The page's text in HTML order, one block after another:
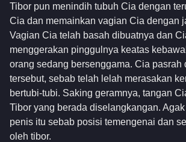
Tibor pun menindih tubuh Cia dengan
Cia dan memainkan vagian Cia dengan
Vagian Cia telah basah dibuatnya dan
menggerakan pinggulnya keatas
orang sedang bersenggama. Cia pasrah
tersebut, sebab telah lelah merasakan
bertubi-tubi. Saking geramnya, tangan
Tibor yang berada diselangkangan.
penis itu sebab posisi temengenai dan
oleh tibor.